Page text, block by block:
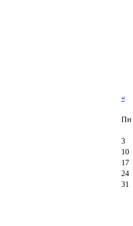
«
Пн
3
10
17
24
31